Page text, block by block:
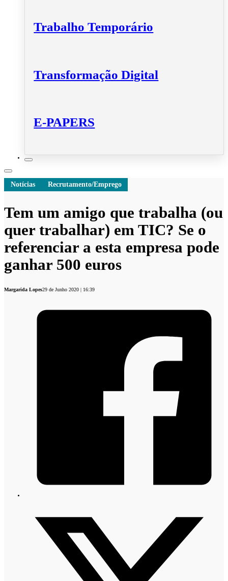
Trabalho Temporário
Transformação Digital
E-PAPERS
Notícias Recrutamento/Emprego
Tem um amigo que trabalha (ou
quer trabalhar) em TIC? Se o
referenciar a esta empresa pode
ganhar 500 euros
Margarida Lopes29 de Junho 2020 | 16:39